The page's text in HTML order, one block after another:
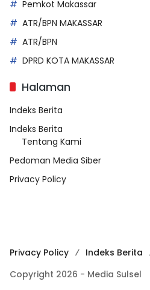
Pemkot Makassar
ATR/BPN MAKASSAR
ATR/BPN
DPRD KOTA MAKASSAR
Halaman
Indeks Berita
Indeks Berita
Tentang Kami
Pedoman Media Siber
Privacy Policy
Privacy Policy Indeks Berita
Copyright 2026 - Media Sulsel